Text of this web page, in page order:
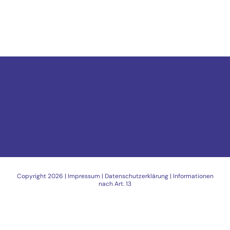
Copyright2026 | Impressum | Datenschutzerklärung| Informationen
nach Art. 13